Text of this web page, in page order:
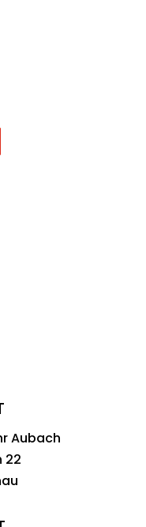
Aubach
22